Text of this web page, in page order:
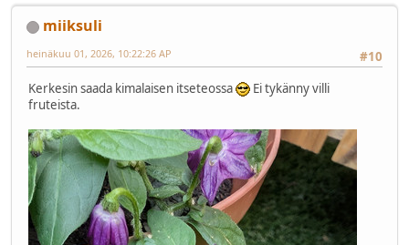
miiksuli
#10
heinäkuu 01, 2026, 10:22:26 AP
Kerkesin saada kimalaisen itseteossa
Ei tykänny villi
fruteista.